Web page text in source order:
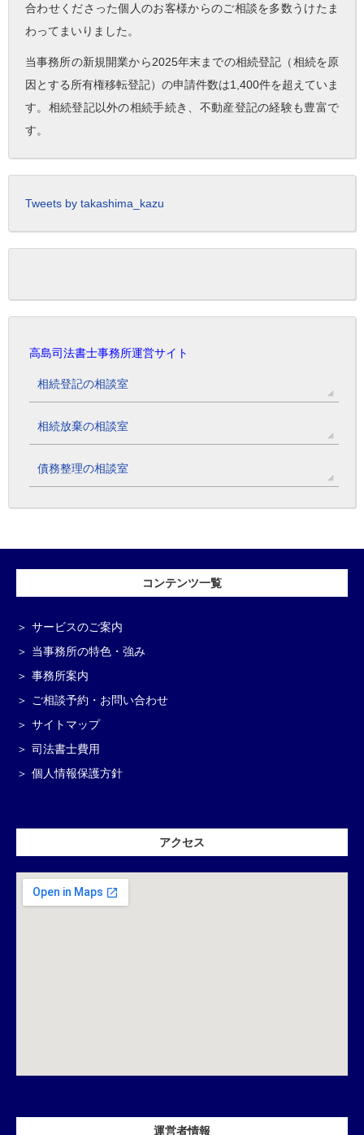
合わせくださった個人のお客様からのご相談を多数うけたま
わってまいりました。
当事務所の新規開業から2025年末までの相続登記（相続を原
因とする所有権移転登記）の申請件数は1,400件を超えていま
す。相続登記以外の相続手続き、不動産登記の経験も豊富で
す。
Tweets by takashima_kazu
高島司法書士事務所運営サイト
相続登記の相談室
相続放棄の相談室
債務整理の相談室
コンテンツ一覧
サービスのご案内
当事務所の特色・強み
事務所案内
ご相談予約・お問い合わせ
サイトマップ
司法書士費用
個人情報保護方針
アクセス
運営者情報